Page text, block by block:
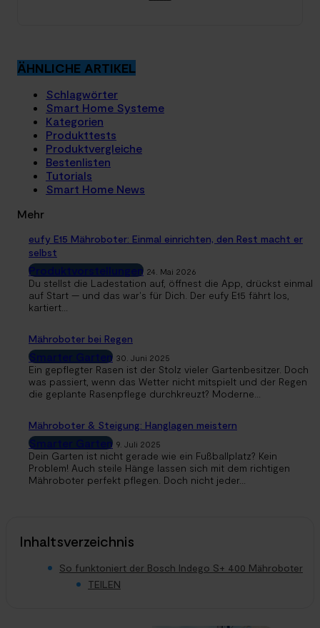
ÄHNLICHE ARTIKEL
Schlagwörter
Smart Home Systeme
Kategorien
Produkttests
Produktvergleiche
Bestenlisten
Tutorials
Smart Home News
Mehr
eufy E15 Mähroboter: Einmal einrichten, den Rest macht er
selbst
Produktvorstellungen 24. Mai 2026
Du stellst die Ladestation auf, öffnest die App, drückst einmal
auf Start — und das war's für Dich. Der eufy E15 fährt los,
kartiert...
Mähroboter bei Regen
Smarter Garten 30. Juni 2025
Ein gepflegter Rasen ist der Stolz vieler Gartenbesitzer. Doch
was passiert, wenn das Wetter nicht mitspielt und der Regen
die geplante Rasenpflege durchkreuzt? Moderne...
Mähroboter & Steigung: Hanglagen meistern
Smarter Garten 9. Juli 2025
Dein Garten ist nicht gerade wie ein Fußballplatz? Kein
Problem! Auch steile Hänge lassen sich mit dem richtigen
Mähroboter perfekt pflegen. Doch nicht jeder...
Inhaltsverzeichnis
So funktoniert der Bosch Indego S+ 400 Mähroboter
TEILEN